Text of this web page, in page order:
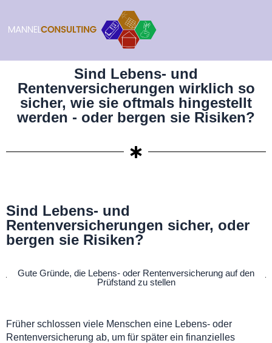
Sind Lebens- und
Rentenversicherungen wirklich so
sicher, wie sie oftmals hingestellt
werden - oder bergen sie Risiken?
Sind Lebens- und
Rentenversicherungen sicher, oder
bergen sie Risiken?
Gute Gründe, die Lebens- oder Rentenversicherung auf den
Prüfstand zu stellen
Früher schlossen viele Menschen eine Lebens- oder
Rentenversicherung ab, um für später ein finanzielles